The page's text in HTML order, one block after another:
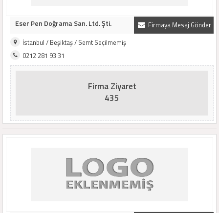
Firmaya Mesaj Gönder
Eser Pen Doğrama San. Ltd. Şti.
İstanbul / Beşiktaş / Semt Seçilmemiş
0212 281 93 31
Firma Ziyaret
435